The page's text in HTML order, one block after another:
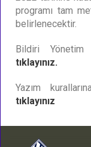
programı tam
belirlenecektir.
Bildiri Yönetim
tıklayınız.
Yazım
tıklayınız